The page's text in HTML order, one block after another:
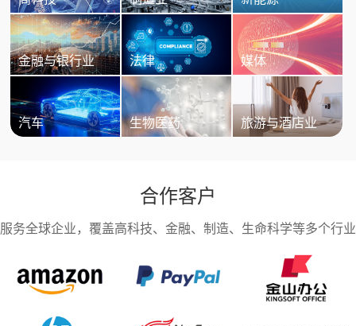
金融与银行业 法律 媒体
汽车 生物医药 旅游与酒店业
合作客户
服务全球企业，覆盖高科技、金融、制造、生命科学等多个行业